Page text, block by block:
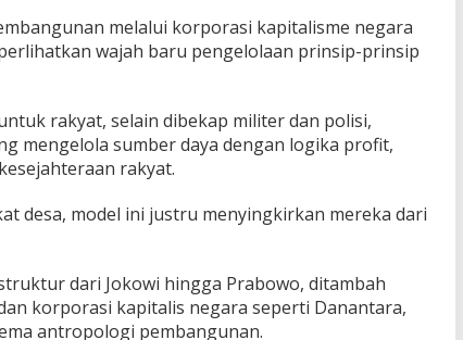
melalui korporasi kapitalisme negara
wajah baru pengelolaan prinsip-prinsip
rakyat, selain dibekap militer dan polisi,
mengelola sumber daya dengan logika profit,
rakyat.
desa, model ini justru menyingkirkan mereka dari
dari Jokowi hingga Prabowo, ditambah
korporasi kapitalis negara seperti Danantara,
antropologi pembangunan.